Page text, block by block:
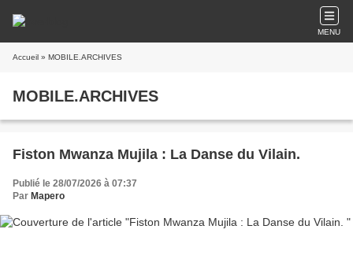
MENU
Accueil » MOBILE.ARCHIVES
MOBILE.ARCHIVES
Fiston Mwanza Mujila : La Danse du Vilain.
Publié le 28/07/2026 à 07:37
Par Mapero